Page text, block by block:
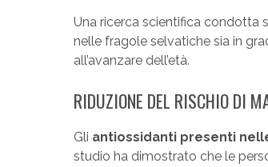
Una ricerca scientifica condotta
nelle fragole selvatiche sia in
all’avanzare dell’età.
RIDUZIONE DEL RISCHIO DI
Gli antiossidanti presenti
studio ha dimostrato che le